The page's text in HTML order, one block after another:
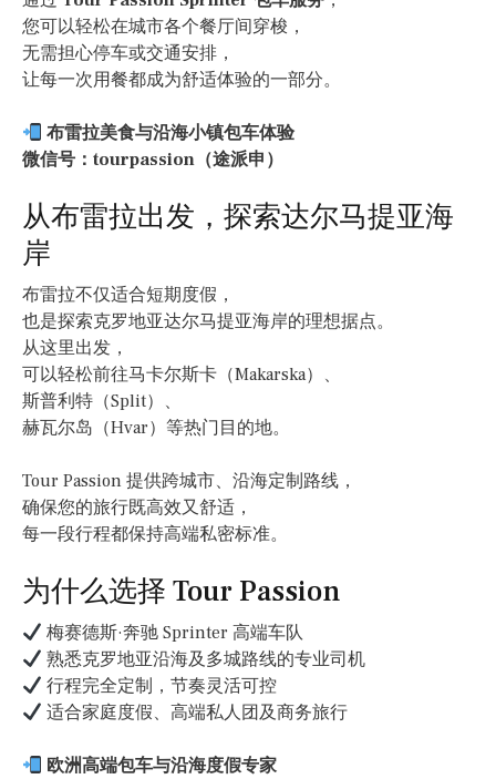
您可以轻松在城市各个餐厅间穿梭，
无需担心停车或交通安排，
让每一次用餐都成为舒适体验的一部分。
布雷拉美食与沿海小镇包车体验
微信号：tourpassion（途派申）
从布雷拉出发，探索达尔马提亚海
岸
布雷拉不仅适合短期度假，
也是探索克罗地亚达尔马提亚海岸的理想据点。
从这里出发，
可以轻松前往马卡尔斯卡（Makarska）、
斯普利特（Split）、
赫瓦尔岛（Hvar）等热门目的地。
Tour Passion 提供跨城市、沿海定制路线，
确保您的旅行既高效又舒适，
每一段行程都保持高端私密标准。
为什么选择 Tour Passion
梅赛德斯·奔驰 Sprinter 高端车队
熟悉克罗地亚沿海及多城路线的专业司机
行程完全定制，节奏灵活可控
适合家庭度假、高端私人团及商务旅行
欧洲高端包车与沿海度假专家